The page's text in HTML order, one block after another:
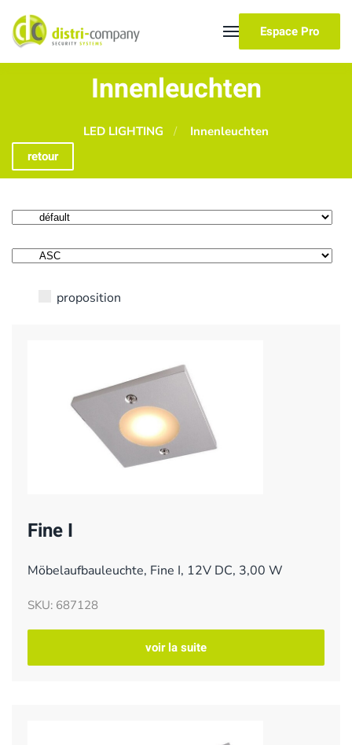
Skip to main content
Espace Pro
Innenleuchten
LED LIGHTING Innenleuchten
retour
proposition
Fine I
Möbelaufbauleuchte, Fine I, 12V DC, 3,00 W
SKU: 687128
voir la suite